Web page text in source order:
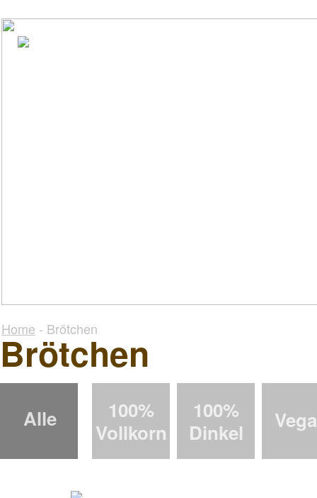
Home - Brötchen
Brötchen
Alle
100%
Vollkorn
100%
Dinkel